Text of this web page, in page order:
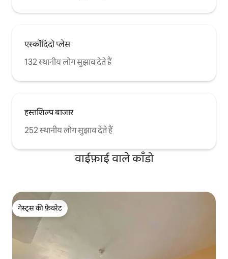
एस्कोंदिदो प्लेस
132 स्थानीय लोग सुझाव देते हैं
हस्तशिल्प बाजार
252 स्थानीय लोग सुझाव देते हैं
वाईफ़ाई वाले काँडो
गेस्ट्स की फ़ेवरेट
गेस्ट्स की फ़ेवरेट